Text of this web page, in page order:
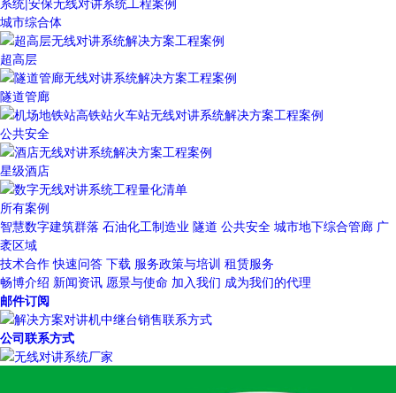
城市综合体
超高层
隧道管廊
公共安全
星级酒店
所有案例
智慧数字建筑群落 石油化工制造业 隧道 公共安全 城市地下综合管廊 广
袤区域
技术合作 快速问答 下载 服务政策与培训 租赁服务
畅博介绍 新闻资讯 愿景与使命 加入我们 成为我们的代理
邮件订阅
公司联系方式